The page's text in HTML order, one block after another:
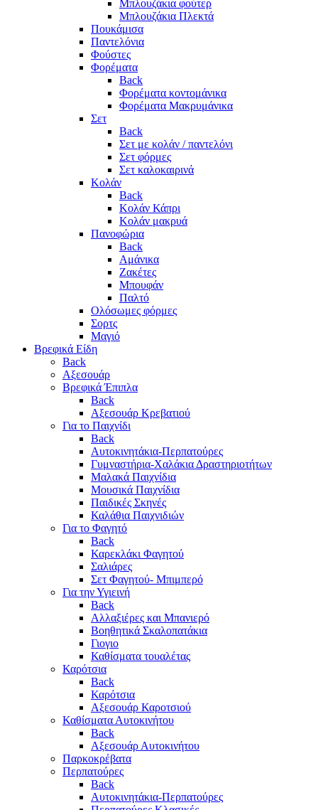
Μπλουζάκια φούτερ
Μπλουζάκια Πλεκτά
Πουκάμισα
Παντελόνια
Φούστες
Φορέματα
Back
Φορέματα κοντομάνικα
Φορέματα Μακρυμάνικα
Σετ
Back
Σετ με κολάν / παντελόνι
Σετ φόρμες
Σετ καλοκαιρινά
Κολάν
Back
Κολάν Κάπρι
Κολάν μακρυά
Πανοφώρια
Back
Αμάνικα
Ζακέτες
Μπουφάν
Παλτό
Ολόσωμες φόρμες
Σορτς
Μαγιό
Βρεφικά Είδη
Back
Αξεσουάρ
Βρεφικά Έπιπλα
Back
Αξεσουάρ Κρεβατιού
Για το Παιχνίδι
Back
Αυτοκινητάκια-Περπατούρες
Γυμναστήρια-Χαλάκια Δραστηριοτήτων
Μαλακά Παιχνίδια
Μουσικά Παιχνίδια
Παιδικές Σκηνές
Καλάθια Παιχνιδιών
Για το Φαγητό
Back
Καρεκλάκι Φαγητού
Σαλιάρες
Σετ Φαγητού- Μπιμπερό
Για την Υγιεινή
Back
Αλλαξιέρες και Μπανιερό
Βοηθητικά Σκαλοπατάκια
Γιογιο
Καθίσματα τουαλέτας
Καρότσια
Back
Καρότσια
Αξεσουάρ Καροτσιού
Καθίσματα Αυτοκινήτου
Back
Αξεσουάρ Αυτοκινήτου
Παρκοκρέβατα
Περπατούρες
Back
Αυτοκινητάκια-Περπατούρες